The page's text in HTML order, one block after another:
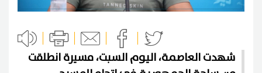
شهدت العاصمة، اليوم السبت، مسيرة انطلقت